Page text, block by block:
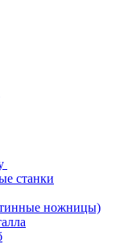
станки
ножницы)